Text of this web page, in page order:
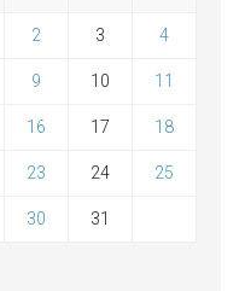
2 3 4
9 10 11
16 17 18
23 24 25
30 31